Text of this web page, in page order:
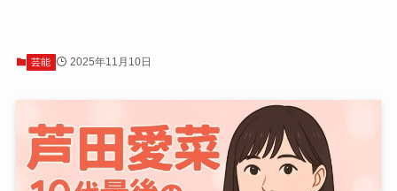
芸能 2025年11月10日